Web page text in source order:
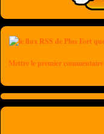
Mettre le premier commentaire